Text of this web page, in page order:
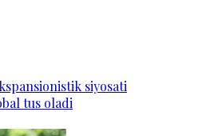
siyosati
tus oladi